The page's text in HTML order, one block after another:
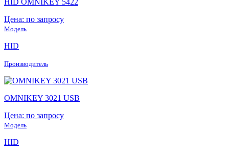
Цена: по запросу
Модель
HID
Производитель
OMNIKEY 3021 USB
Цена: по запросу
Модель
HID